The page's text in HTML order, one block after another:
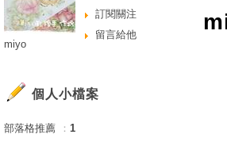
訂閱關注
留言給他
miyo
個人小檔案
部落格推薦 ： 1